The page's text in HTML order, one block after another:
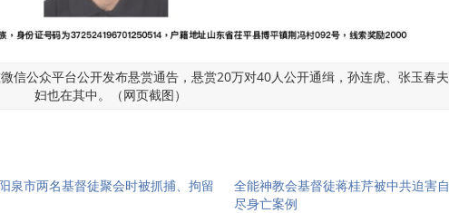
信公众平台公开发布悬赏通告，悬赏20万对40人公开通缉，孙连虎、张玉春夫
妇也在其中。（网页截图）
阳泉市两名基督徒聚会时被抓捕、拘留
全能神教会基督徒蒋桂芹被中共迫害自
尽身亡案例